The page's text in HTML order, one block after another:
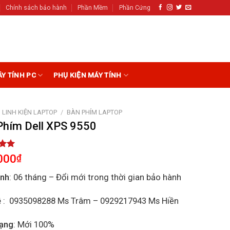
Chính sách bảo hành Phần Mềm Phần Cứng
TÍNH PC PHỤ KIỆN MÁY TÍNH
LINH KIỆN LAPTOP / BÀN PHÍM LAPTOP
Dell XPS 9550
₫
: 06 tháng – Đổi mới trong thời gian bảo hành
: 0935098288 Ms Trâm – 0929217943 Ms Hiền
: Mới 100%